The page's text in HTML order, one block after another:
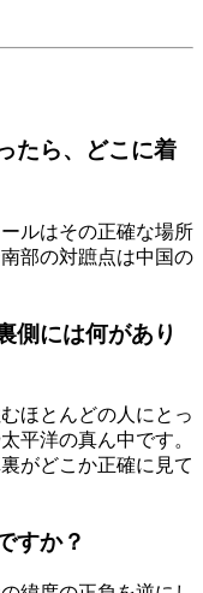
たら、どこに着
ルはその正確な場所
部の対蹠点は中国の
側には何があり
ほとんどの人にとっ
平洋の真ん中です。
がどこか正確に見て
すか？